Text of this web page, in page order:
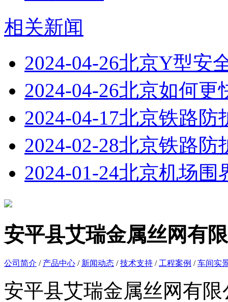
相关新闻
2024-04-26北京Y型安
2024-04-26北京如何更
2024-04-17北京铁路防
2024-02-28北京铁路防
2024-01-24北京机场围
安平县艾瑞金属丝网有
公司简介 / 产品中心 / 新闻动态 /技术支持 / 工程案例 /车间实
安平县艾瑞金属丝网有限